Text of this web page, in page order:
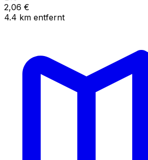
2,06 €
4.4 km entfernt